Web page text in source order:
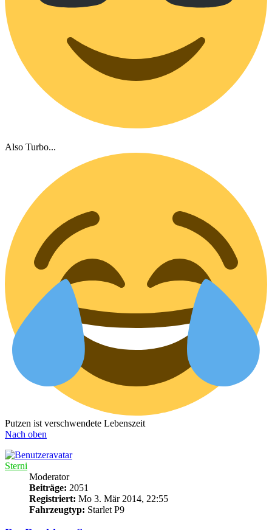
Also Turbo...
Putzen ist verschwendete Lebenszeit
Nach oben
Sterni
Moderator
Beiträge: 2051
Registriert: Mo 3. Mär 2014, 22:55
Fahrzeugtyp: Starlet P9